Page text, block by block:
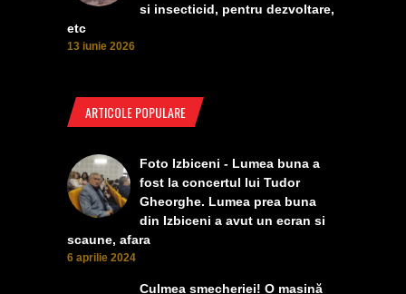
si insecticid, pentru dezvoltare,
etc
13 iunie 2026
ARTICOLE POPULARE
Foto Izbiceni - Lumea buna a
fost la concertul lui Tudor
Gheorghe. Lumea prea buna
din Izbiceni a avut un ecran si
scaune, afara
6 aprilie 2024
Culmea smecheriei! O mașină